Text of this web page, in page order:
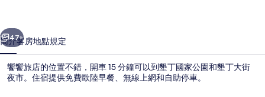
集
個 下一個
47+
簡介客房地點規定
饗饗旅店的位置不錯，開車 15 分鐘可以到墾丁國家公園和墾丁大街
夜市。住宿提供免費歐陸早餐、無線上網和自助停車。